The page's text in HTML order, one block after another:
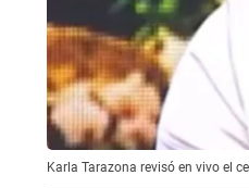
Karla Tarazona revisó en vivo el